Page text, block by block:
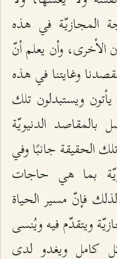
المجازيّة في هذه
الأخرى، وأن يعلم أنّ
وغايتنا في هذه
ويستبدلون تلك
بالمقاصد الدنيويّة
الحقيقة جانبًا وفي
بما هي حاجات
فإنّ مسير الحياة
ويتقدّم فيه ويُنسى
كامل ويغدو لدى